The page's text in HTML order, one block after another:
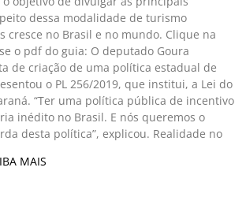
dessa modalidade de turismo
cresce no Brasil e no mundo. Clique na
o pdf do guia: O deputado Goura
de criação de uma política estadual de
o PL 256/2019, que institui, a Lei do
“Ter uma política pública de incentivo
inédito no Brasil. E nós queremos o
desta política”, explicou. Realidade no
MAIS